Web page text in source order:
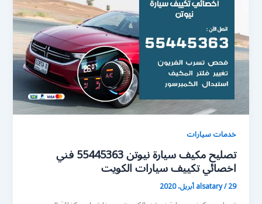
خدمات سيارات
تصليح مكيف سيارة نيوتن 55445363 فني
اخصائي تكييف سيارات الكويت
alsatary/29 أبريل، 2020